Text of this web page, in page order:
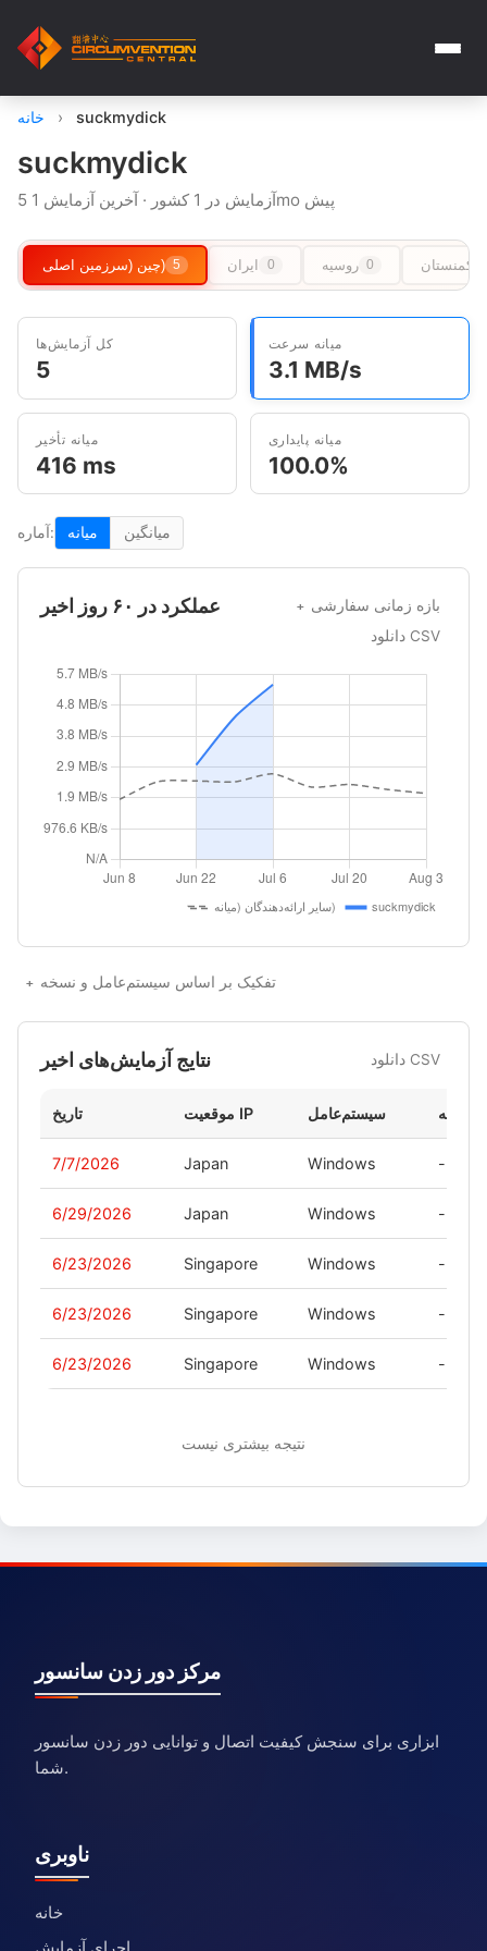
خانه › suckmydick
suckmydick
5 آزمایش در 1 کشور · آخرین آزمایش 1mo پیش
چین (سرزمین اصلی) 5 ایران 0 روسیه 0 ترکمنستان
کل آزمایش‌ها
5
میانه سرعت
3.1 MB/s
میانه تأخیر
416 ms
میانه پایداری
100.0%
آماره: میانه میانگین
عملکرد در ۶۰ روز اخیر
بازه زمانی سفارشی
دانلود CSV
تفکیک بر اساس سیستم‌عامل و نسخه
نتایج آزمایش‌های اخیر دانلود CSV
تاریخ موقعیت IP سیستم‌عامل نسخه
7/7/2026 Japan Windows -
6/29/2026 Japan Windows -
6/23/2026 Singapore Windows -
6/23/2026 Singapore Windows -
6/23/2026 Singapore Windows -
نتیجه بیشتری نیست
مرکز دور زدن سانسور
ابزاری برای سنجش کیفیت اتصال و توانایی دور زدن سانسور
شما.
ناوبری
خانه